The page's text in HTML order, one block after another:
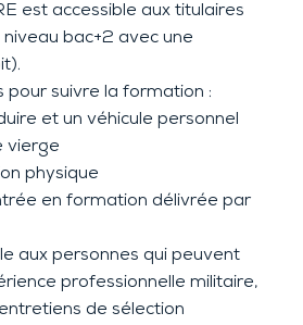
est accessible aux titulaires
niveau bac+2 avec une
pour suivre la formation :
et un véhicule personnel
vierge
physique
en formation délivrée par
aux personnes qui peuvent
professionnelle militaire,
de sélection